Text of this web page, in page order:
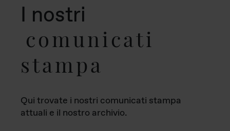
I nostri
comunicati
stampa
Qui trovate i nostri comunicati stampa
attuali e il nostro archivio.